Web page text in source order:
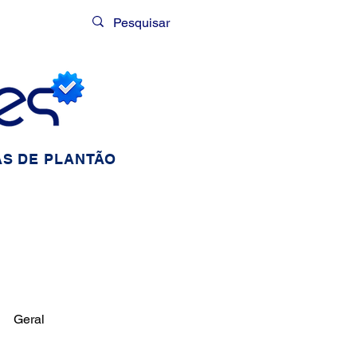
Geral
DE PLANTÃO